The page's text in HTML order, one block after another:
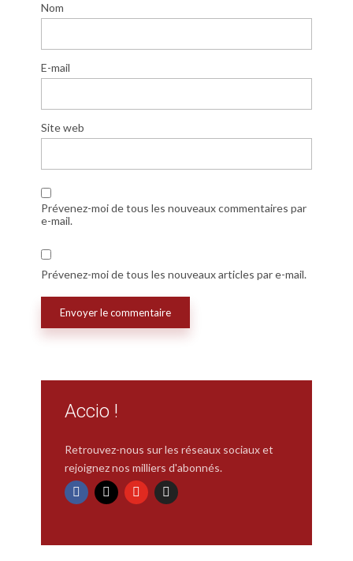
Nom
E-mail
Site web
Prévenez-moi de tous les nouveaux commentaires par
e-mail.
Prévenez-moi de tous les nouveaux articles par e-mail.
Accio !
Retrouvez-nous sur les réseaux sociaux et
rejoignez nos milliers d'abonnés.